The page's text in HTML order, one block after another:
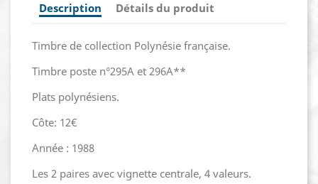
Description Détails du produit
Timbre de collection Polynésie française.
Timbre poste n°295A et 296A**
Plats polynésiens.
Côte: 12€
Année : 1988
Les 2 paires avec vignette centrale, 4 valeurs.